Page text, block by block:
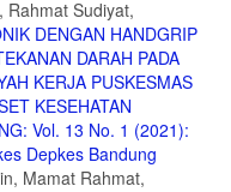
Profil Kesehatan
Cancer Among Female
95.
Nasional Pelayanan
Kesehatan RI;
Rahmat Sudiyat,
DENGAN HANDGRIP
DARAH PADA
KERJA PUSKESMAS
KESEHATAN
Vol. 13 No. 1 (2021):
Depkes Bandung
Mamat Rahmat,